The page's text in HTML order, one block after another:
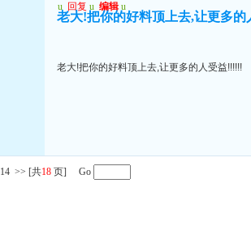
u 回复 u 编辑 u
老大!把你的好料顶上去,让更多
老大!把你的好料顶上去,让更多的人受益!!!!!!
14 >> [共18 页] Go